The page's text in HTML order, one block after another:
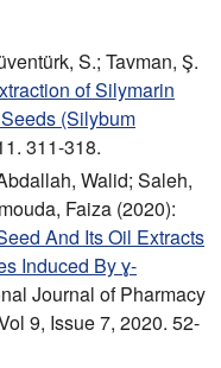
S.; Tavman, Ş.
of Silymarin
(Silybum
311-318.
Walid; Saleh,
Faiza (2020):
And Its Oil Extracts
Induced By ɣ-
Journal of Pharmacy
9, Issue 7, 2020. 52-